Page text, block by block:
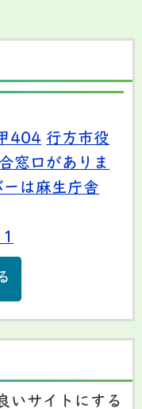
404 行方市役
窓口がありま
は麻生庁舎
いサイトにする